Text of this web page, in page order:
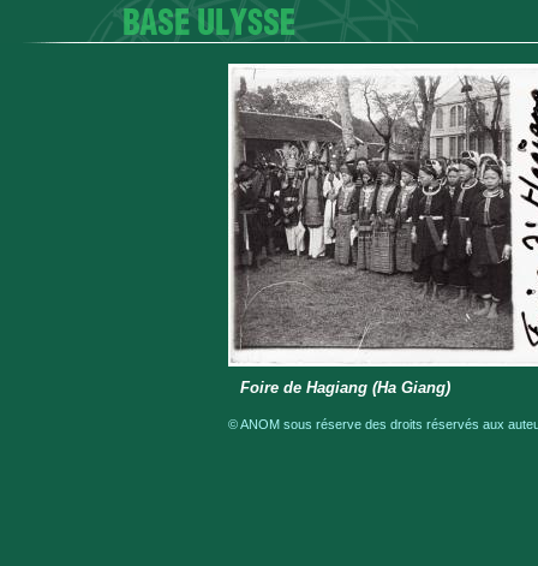
Foire de Hagiang (Ha Giang)
© ANOM sous réserve des droits réservés aux